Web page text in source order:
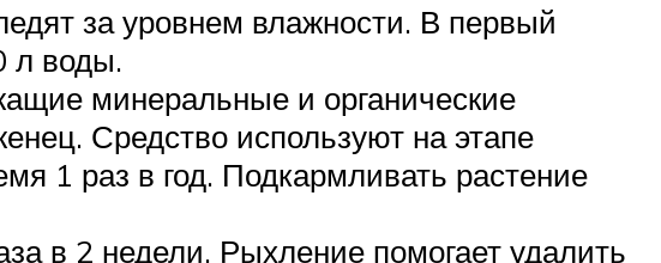
за уровнем влажности. В первый
л воды.
минеральные и органические
Средство используют на этапе
1 раз в год. Подкармливать растение
в 2 недели. Рыхление помогает удалить